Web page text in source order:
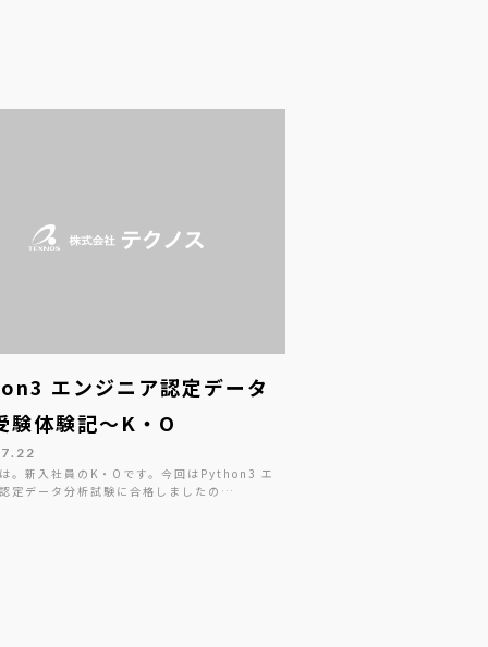
エンジニア認定データ
験体験記～K・O
。新入社員のK・Oです。今回はPython3 エ
定データ分析試験に合格しましたの…